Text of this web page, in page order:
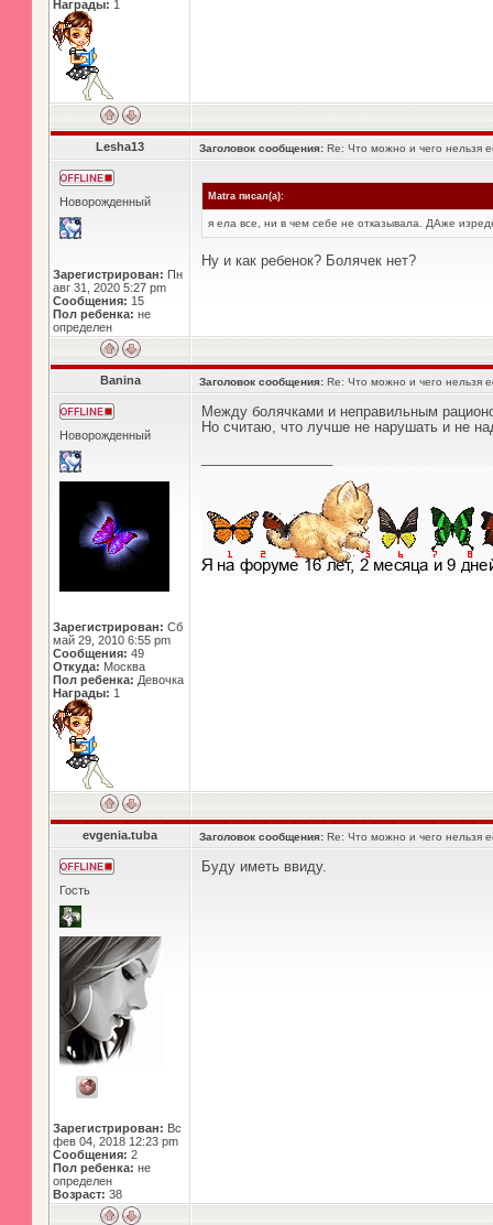
Награды: 1
Lesha13 Заголовок сообщения: Re: Что можно и чего нельзя
Новорожденный
Зарегистрирован: Пн
авг 31, 2020 5:27 pm
Сообщения: 15
Пол ребенка: не
определен
Matra писал(а):
я ела все, ни в чем себе не отказывала. ДАже
Ну и как ребенок? Болячек нет?
Banina Заголовок сообщения: Re: Что можно и чего нельзя
Новорожденный
Зарегистрирован: Сб
май 29, 2010 6:55 pm
Сообщения: 49
Откуда: Москва
Пол ребенка: Девочка
Награды: 1
Между болячками и неправильным
Но считаю, что лучше не нарушать и не
evgenia.tuba Заголовок сообщения: Re: Что можно и чего нельзя
Гость
Зарегистрирован: Вс
фев 04, 2018 12:23 pm
Сообщения: 2
Пол ребенка: не
определен
Возраст: 38
Буду иметь ввиду.